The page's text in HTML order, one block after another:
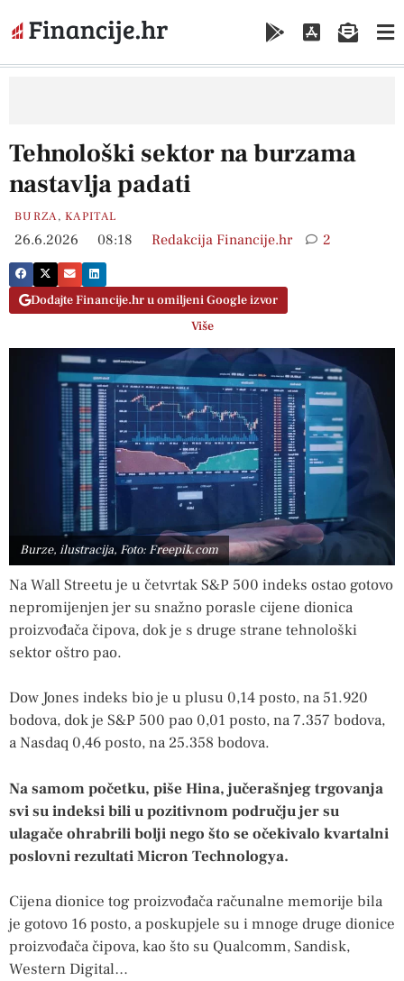
Tehnološki sektor na burzama
nastavlja padati
BURZA,KAPITAL
26.6.2026 08:18 Redakcija Financije.hr 2
Dodajte Financije.hr u omiljeni Google izvor
Više
Burze, ilustracija, Foto: Freepik.com
Na Wall Streetu je u četvrtak S&P 500 indeks ostao gotovo
nepromijenjen jer su snažno porasle cijene dionica
proizvođača čipova, dok je s druge strane tehnološki
sektor oštro pao.
Dow Jones indeks bio je u plusu 0,14 posto, na 51.920
bodova, dok je S&P 500 pao 0,01 posto, na 7.357 bodova,
a Nasdaq 0,46 posto, na 25.358 bodova.
Na samom početku, piše Hina, jučerašnjeg trgovanja
svi su indeksi bili u pozitivnom području jer su
ulagače ohrabrili bolji nego što se očekivalo kvartalni
poslovni rezultati Micron Technologya.
Cijena dionice tog proizvođača računalne memorije bila
je gotovo 16 posto, a poskupjele su i mnoge druge dionice
proizvođača čipova, kao što su Qualcomm, Sandisk,
Western Digital…